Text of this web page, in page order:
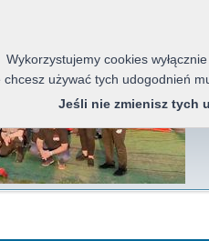
Wykorzystujemy cookies
chcesz używać tych udogodnień
Jeśli nie zmienisz tych